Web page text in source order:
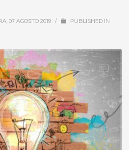
07 AGOSTO 2019 /
PUBLISHED IN